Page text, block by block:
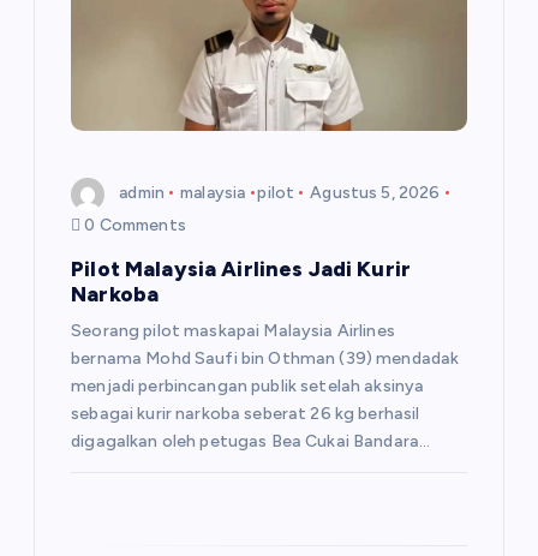
admin malaysia pilot
Agustus 5, 2026
0 Comments
Pilot Malaysia Airlines Jadi Kurir
Narkoba
Seorang pilot maskapai Malaysia Airlines
bernama Mohd Saufi bin Othman (39) mendadak
menjadi perbincangan publik setelah aksinya
sebagai kurir narkoba seberat 26 kg berhasil
digagalkan oleh petugas Bea Cukai Bandara…